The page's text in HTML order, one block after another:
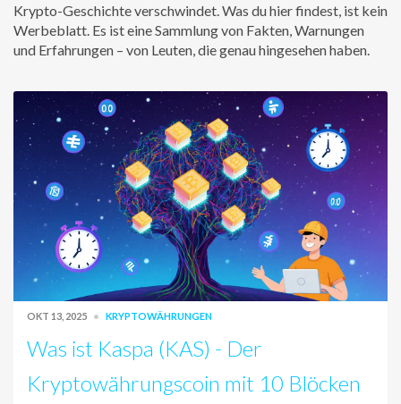
Krypto-Geschichte verschwindet. Was du hier findest, ist kein
Werbeblatt. Es ist eine Sammlung von Fakten, Warnungen
und Erfahrungen – von Leuten, die genau hingesehen haben.
OKT 13, 2025 KRYPTOWÄHRUNGEN
Was ist Kaspa (KAS) - Der
Kryptowährungscoin mit 10 Blöcken